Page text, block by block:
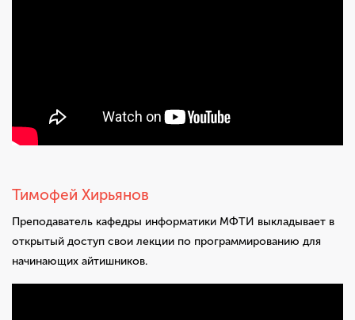
Тимофей Хирьянов
Преподаватель кафедры информатики МФТИ выкладывает в
открытый доступ свои лекции по программированию для
начинающих айтишников.